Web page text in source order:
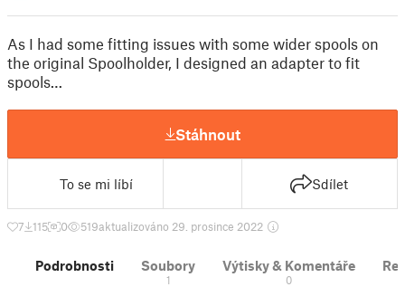
As I had some fitting issues with some wider spools on
the original Spoolholder, I designed an adapter to fit
spools…
Stáhnout
To se mi líbí Sdílet
7 115 0 519aktualizováno 29. prosince 2022
Podrobnosti Soubory
1
Výtisky & Komentáře
0